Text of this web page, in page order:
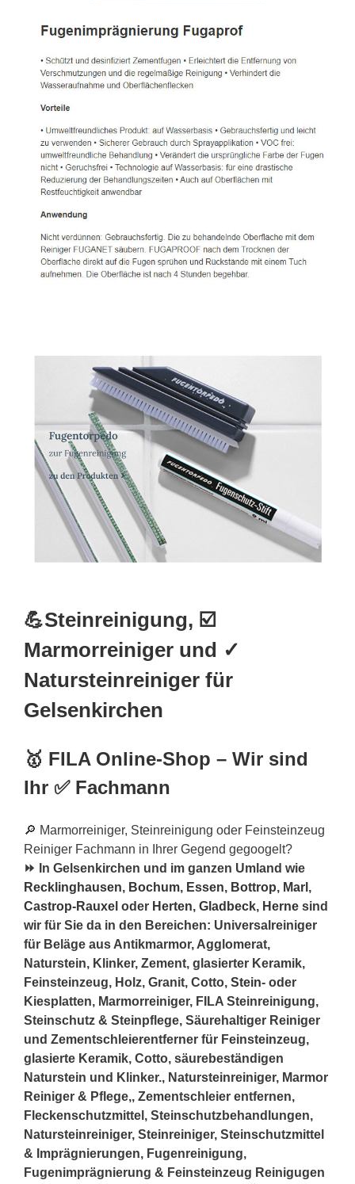
💪Steinreinigung, ☑️
Marmorreiniger und ✓
Natursteinreiniger für
Gelsenkirchen
🥇 FILA Online-Shop – Wir sind
Ihr ✅ Fachmann
🔎 Marmorreiniger, Steinreinigung oder Feinsteinzeug
Reiniger Fachmann in Ihrer Gegend gegoogelt?
⏩ In Gelsenkirchen und im ganzen Umland wie
Recklinghausen, Bochum, Essen, Bottrop, Marl ,
Castrop-Rauxel oder Herten, Gladbeck, Herne sind
wir für Sie da in den Bereichen: Universalreiniger
für Beläge aus Antikmarmor, Agglomerat,
Naturstein, Klinker, Zement, glasierter Keramik,
Feinsteinzeug, Holz, Granit, Cotto, Stein- oder
Kiesplatten, Marmorreiniger, FILA Steinreinigung,
Steinschutz & Steinpflege, Säurehaltiger Reiniger
und Zementschleierentferner für Feinsteinzeug,
glasierte Keramik, Cotto, säurebeständigen
Naturstein und Klinker., Natursteinreiniger, Marmor
Reiniger & Pflege,, Zementschleier entfernen,
Fleckenschutzmittel, Steinschutzbehandlungen,
Natursteinreiniger, Steinreiniger, Steinschutzmittel
& Imprägnierungen, Fugenreinigung,
Fugenimprägnierung & Feinsteinzeug Reinigugen